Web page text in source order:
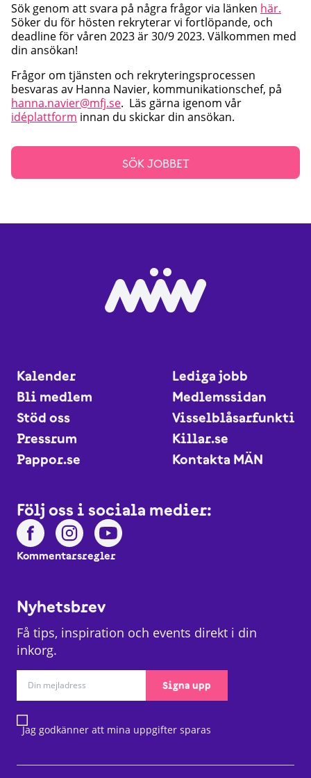
Sök genom att svara på några frågor via länken här.
Söker du för hösten rekryterar vi fortlöpande, och
deadline för våren 2023 är 30/9 2023. Välkommen med
din ansökan!
Frågor om tjänsten och rekryteringsprocessen
besvaras av Hanna Navier, kommunikationschef, på
hanna.navier@mfj.se. Läs gärna igenom vår
idéplattform innan du skickar din ansökan.
SÖK JOBBET
Kalender
Lediga jobb
Bli medlem
Medlemssidan
Stöd oss
Visselblåsarfunktion
Pressrum
Killar.se
Pappor.se
Kontakta MÄN
Följ oss i sociala medier:
Kommentarsregler
Nyhetsbrev
Få tips, inspiration och events direkt i din
inkorg.
Signa upp
Jag godkänner att mina uppgifter sparas